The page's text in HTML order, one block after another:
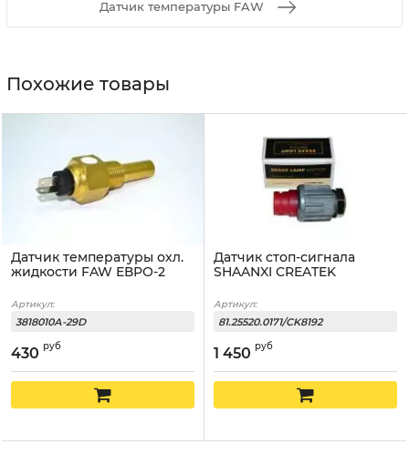
Датчик температуры FAW
Похожие товары
Датчик температуры охл.
жидкости FAW ЕВРО-2
Артикул:
3818010А-29D
430 руб
Датчик стоп-сигнала
SHAANXI CREATEK
Артикул:
81.25520.0171/CK8192
1 450 руб